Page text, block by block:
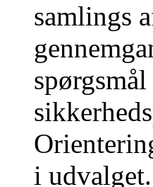
samlings
i udvalget.